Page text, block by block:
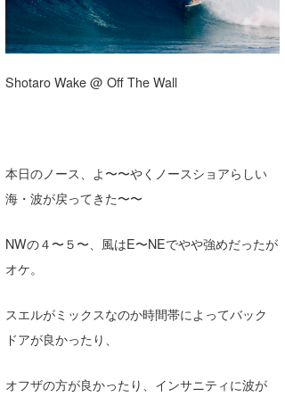
Shotaro Wake @ Off The Wall
本日のノース、よ〜〜やくノースショアらしい
海・波が戻ってきた〜〜
NWの４〜５〜、風はE〜NEでやや強めだったが
オケ。
スエルがミックスなのか時間帯によってバック
ドアが良かったり、
オフザの方が良かったり、インサニティに波が
沖縄
ルール＆How to
ライター/寄稿メディア
Yasunari Inoue
Yoshiyuki Obata
Colors MAGAZINE
WAVAL
福島寿実子
中浦“JET”章
波伝説スタッフ
☆加藤
波伝説